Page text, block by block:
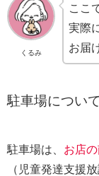
くるみ
ここ
実際
お届
駐車場について
駐車場は、 お店
（児童発達支援